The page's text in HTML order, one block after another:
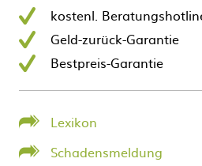
kostenl.
Geld-zurück-Garantie
Bestpreis-Garantie
Lexikon
Schadensmeldung